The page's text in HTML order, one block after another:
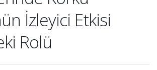
İzleyici Etkisi
Rolü